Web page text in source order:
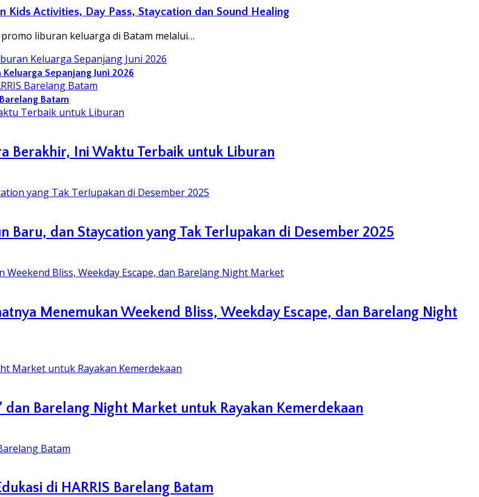
Kids Activities, Day Pass, Staycation dan Sound Healing
liburan keluarga di Batam melalui…
Sepanjang Juni 2026
Batam
Berakhir, Ini Waktu Terbaik untuk Liburan
Baru, dan Staycation yang Tak Terlupakan di Desember 2025
Menemukan Weekend Bliss, Weekday Escape, dan Barelang Night
dan Barelang Night Market untuk Rayakan Kemerdekaan
di HARRIS Barelang Batam